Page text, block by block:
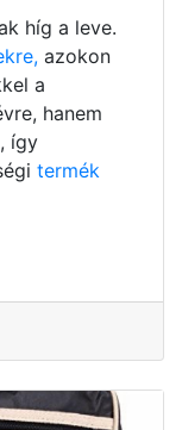
híg a leve.
azokon
a
hanem
így
termék